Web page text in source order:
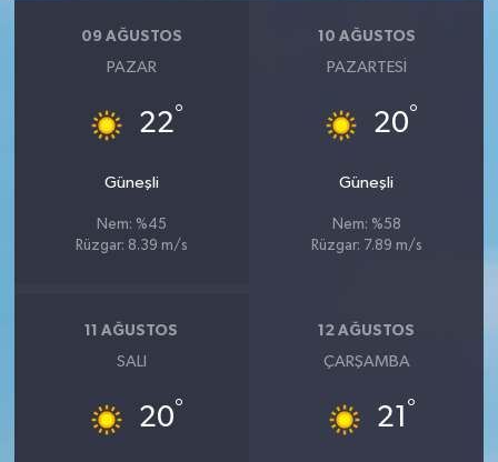
09 AĞUSTOS
PAZAR
22°
Güneşli
Nem: %45
Rüzgar: 8.39 m/s
10 AĞUSTOS
PAZARTESI
20°
Güneşli
Nem: %58
Rüzgar: 7.89 m/s
11 AĞUSTOS
SALI
20°
12 AĞUSTOS
ÇARŞAMBA
21 °